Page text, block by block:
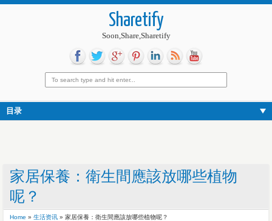
Sharetify
Soon,Share,Sharetify
目录
家居保養：衛生間應該放哪些植物
呢？
Home » 生活资讯 » 家居保養：衛生間應該放哪些植物呢？